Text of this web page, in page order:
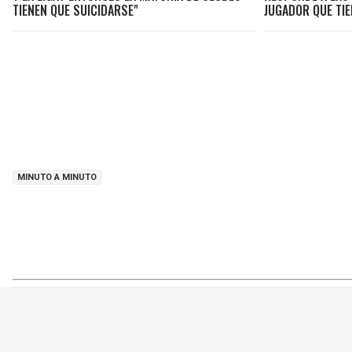
TIENEN QUE SUICIDARSE" JUGADOR QUE
MINUTO A MINUTO